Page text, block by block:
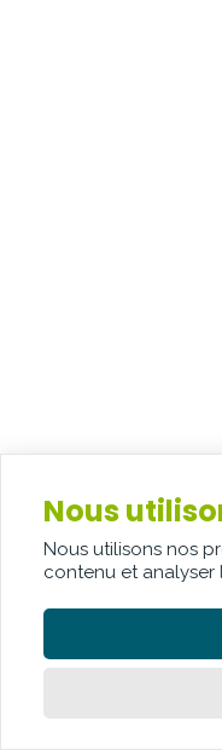
Nous
Nous utilisons nos
contenu et analyser